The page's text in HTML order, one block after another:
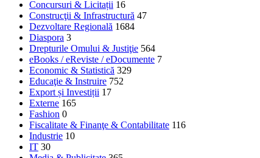
Concursuri & Licitații 16
Construcţii & Infrastructură 47
Dezvoltare Regională 1684
Diaspora 3
Drepturile Omului & Justiţie 564
eBooks / eReviste / eDocumente 7
Economic & Statistică 329
Educaţie & Instruire 752
Export și Investiții 17
Externe 165
Fashion 0
Fiscalitate & Finanţe & Contabilitate 116
Industrie 10
IT 30